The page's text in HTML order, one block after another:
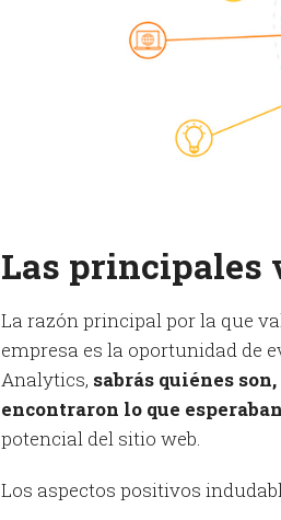
Las principales
La razón principal por la que
empresa es la oportunidad de
Analytics, sabrás quiénes
encontraron lo que
potencial del sitio web.
Los aspectos positivos